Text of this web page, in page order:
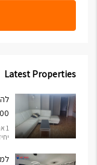
Latest Properties
1 אמבטיה •